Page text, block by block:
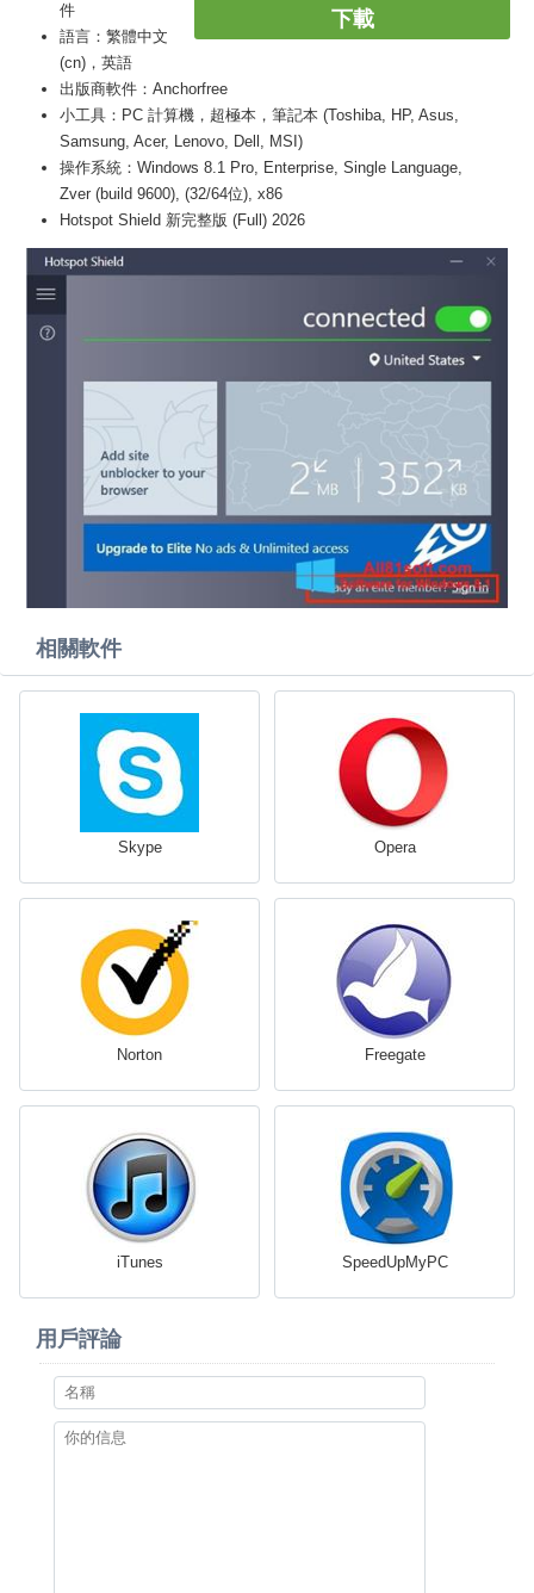
下載
件
語言：繁體中文
(cn)，英語
出版商軟件：Anchorfree
小工具：PC 計算機，超極本，筆記本 (Toshiba, HP, Asus,
Samsung, Acer, Lenovo, Dell, MSI)
操作系統：Windows 8.1 Pro, Enterprise, Single Language,
Zver (build 9600), (32/64位), x86
Hotspot Shield 新完整版 (Full) 2026
相關軟件
Skype Opera
Norton Freegate
iTunes SpeedUpMyPC
用戶評論